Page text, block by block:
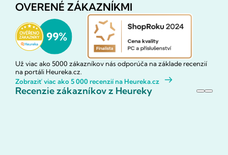
OVERENÉ ZÁKAZNÍKMI
Už viac ako 5000 zákazníkov nás odporúča na základe recenzií
na portáli Heureka.cz.
Zobraziť viac ako 5 000 recenzií na Heureka.cz
Recenzie zákazníkov z Heureky